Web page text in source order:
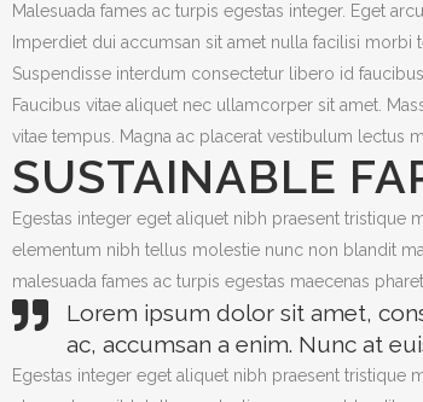
Malesuada fames ac turpis egestas integer. Eget
Imperdiet dui accumsan sit amet nulla facilisi morbi
Suspendisse interdum consectetur libero id
Faucibus vitae aliquet nec ullamcorper sit amet.
vitae tempus. Magna ac placerat vestibulum lectus
SUSTAINABLE
Egestas integer eget aliquet nibh praesent tristique
elementum nibh tellus molestie nunc non blandit
malesuada fames ac turpis egestas maecenas
Lorem ipsum dolor sit amet,
ac, accumsan a enim. Nunc at
Egestas integer eget aliquet nibh praesent tristique